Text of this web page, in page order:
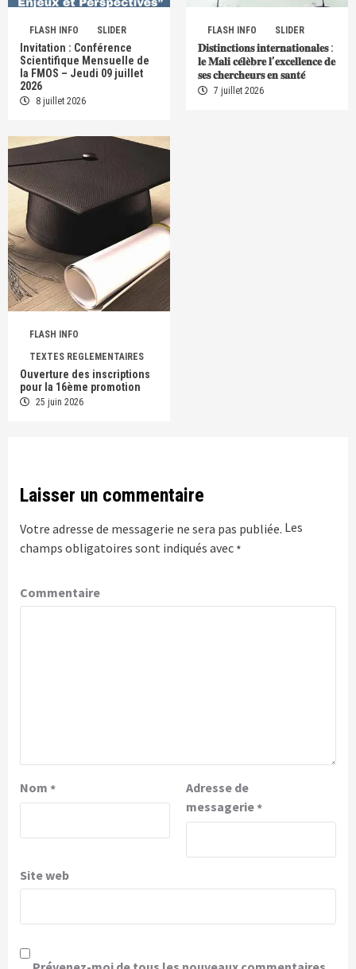
FLASH INFO SLIDER
Invitation : Conférence
Scientifique Mensuelle de
la FMOS – Jeudi 09 juillet
2026
8 juillet 2026
FLASH INFO SLIDER
𝐃𝐢𝐬𝐭𝐢𝐧𝐜𝐭𝐢𝐨𝐧𝐬 𝐢𝐧𝐭𝐞𝐫𝐧𝐚𝐭𝐢𝐨𝐧𝐚𝐥𝐞𝐬 :
𝐥𝐞 𝐌𝐚𝐥𝐢 𝐜𝐞́𝐥𝐞̀𝐛𝐫𝐞 𝐥’𝐞𝐱𝐜𝐞𝐥𝐥𝐞𝐧𝐜𝐞 𝐝𝐞
𝐬𝐞𝐬 𝐜𝐡𝐞𝐫𝐜𝐡𝐞𝐮𝐫𝐬 𝐞𝐧 𝐬𝐚𝐧𝐭𝐞́
7 juillet 2026
FLASH INFO
TEXTES REGLEMENTAIRES
Ouverture des inscriptions
pour la 16ème promotion
25 juin 2026
Laisser un commentaire
Votre adresse de messagerie ne sera pas publiée. Les
champs obligatoires sont indiqués avec *
Commentaire
Nom *
Adresse de
messagerie*
Site web